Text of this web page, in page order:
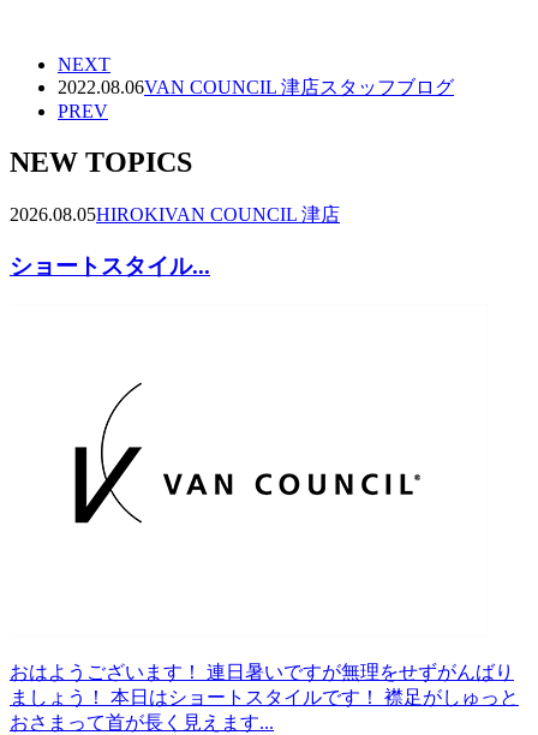
NEXT
2022.08.06VAN COUNCIL 津店スタッフブログ
PREV
NEW TOPICS
2026.08.05HIROKIVAN COUNCIL 津店
ショートスタイル...
おはようございます！ 連日暑いですが無理をせずがんばり
ましょう！ 本日はショートスタイルです！ 襟足がしゅっと
おさまって首が長く見えます...